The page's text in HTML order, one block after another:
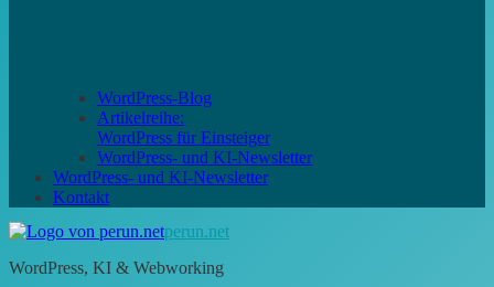
WordPress-Blog
Artikelreihe:
WordPress für Einsteiger
WordPress- und KI-Newsletter
WordPress- und KI-Newsletter
Kontakt
perun.net
WordPress, KI & Webworking